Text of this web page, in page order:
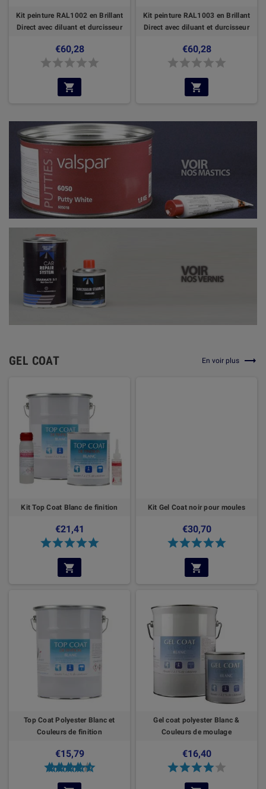
Kit peinture RAL1002 en Brillant
Direct avec diluant et durcisseur
€60,28
Kit peinture RAL1003 en Brillant
Direct avec diluant et durcisseur
€60,28
GEL COAT En voir plus 
Kit Top Coat Blanc de finition
€21,41
Kit Gel Coat noir pour moules
€30,70
Top Coat Polyester Blanc et
Couleurs de finition
€15,79
Gel coat polyester Blanc &
Couleurs de moulage
€16,40